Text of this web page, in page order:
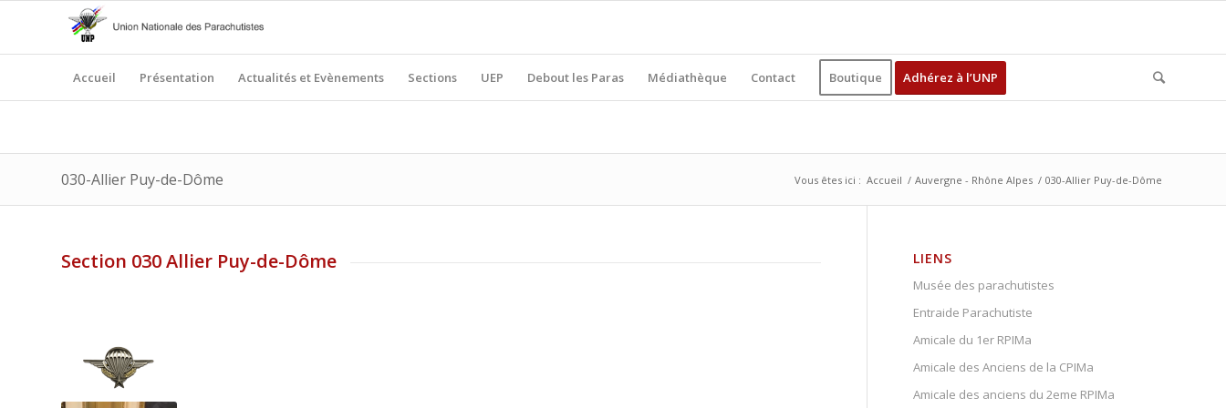
Accueil Présentation Actualités et Evènements Sections UEP Debout les Paras Médiathèque Contact Boutique Adhérez à l’UNP
030-Allier Puy-de-Dôme Vous êtes ici : Accueil / Auvergne - Rhône Alpes / 030-Allier Puy-de-Dôme
Section 030 Allier Puy-de-Dôme LIENS
Musée des parachutistes
Entraide Parachutiste
Amicale du 1er RPIMa
Amicale des Anciens de la CPIMa
Amicale des anciens du 2eme RPIMa